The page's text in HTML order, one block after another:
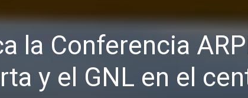
la Conferencia
y el GNL en el